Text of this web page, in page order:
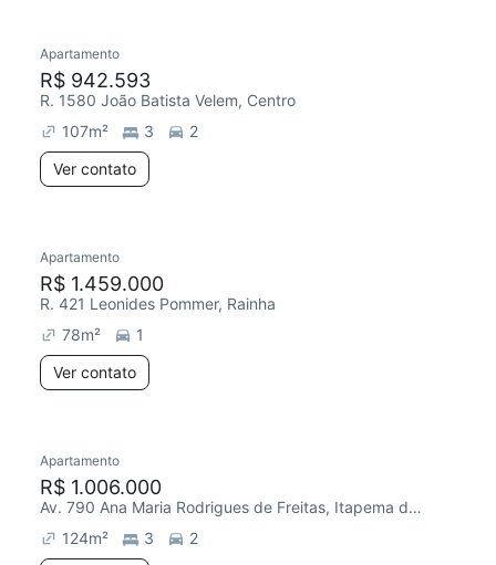
Apartamento
R$ 942.593
R. 1580 João Batista Velem, Centro
107m² 3
2
Ver contato
Apartamento
R$ 1.459.000
R. 421 Leonides Pommer, Rainha
78m²
1
Ver contato
Apartamento
R$ 1.006.000
Av. 790 Ana Maria Rodrigues de Freitas, Itapema do Norte
124m² 3 2